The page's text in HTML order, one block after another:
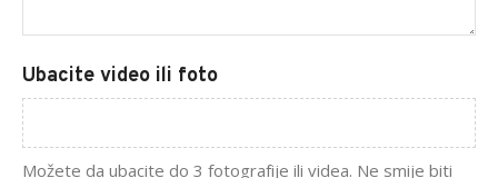
Ubacite video ili foto
Možete da ubacite do 3 fotografije ili videa. Ne smije biti